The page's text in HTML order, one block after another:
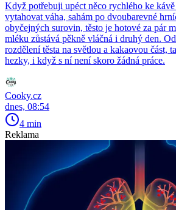
Když potřebuji upéct něco rychlého ke kávě
vytahovat váha, sahám po dvoubarevné
obyčejných surovin, těsto je hotové za pár
mléku zůstává pěkně vláčná i druhý den.
rozdělení těsta na světlou a kakaovou část,
hezky, i když s ní není skoro žádná práce.
Cooky.cz
dnes, 08:54
4 min
Reklama